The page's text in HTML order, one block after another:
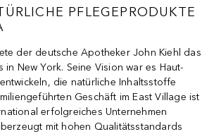
PFLEGEPRODUKTE
der deutsche Apotheker John Kiehl das
in New York. Seine Vision war es Haut-
die natürliche Inhaltsstoffe
Geschäft im East Village ist
erfolgreiches Unternehmen
mit hohen Qualitätsstandards